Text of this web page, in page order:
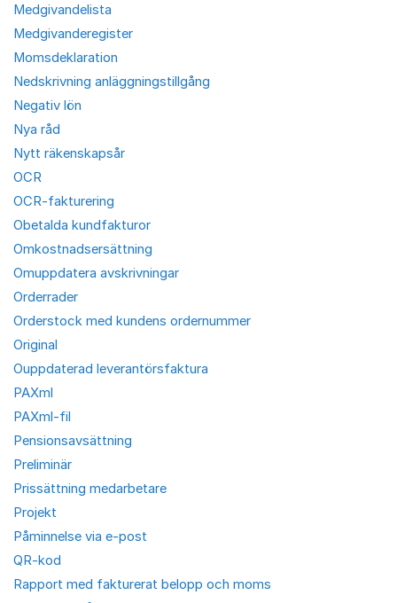
Medgivandelista
Medgivanderegister
Momsdeklaration
Nedskrivning anläggningstillgång
Negativ lön
Nya råd
Nytt räkenskapsår
OCR
OCR-fakturering
Obetalda kundfakturor
Omkostnadsersättning
Omuppdatera avskrivningar
Orderrader
Orderstock med kundens ordernummer
Original
Ouppdaterad leverantörsfaktura
PAXml
PAXml-fil
Pensionsavsättning
Preliminär
Prissättning medarbetare
Projekt
Påminnelse via e-post
QR-kod
Rapport med fakturerat belopp och moms